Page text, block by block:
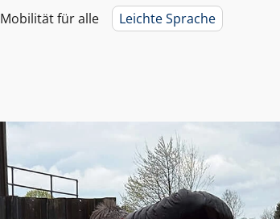
Mobilität für alle Leichte Sprache